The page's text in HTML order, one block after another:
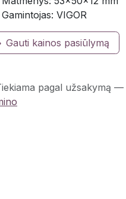
Gamintojas: VIGOR
Gauti kainos pasiūlymą
pagal užsakymą —